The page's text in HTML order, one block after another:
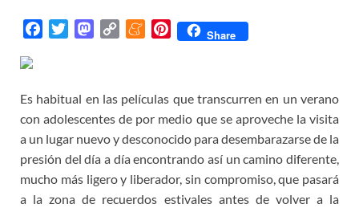
b
o
o
k
t
e
r
M
o
d
o
n
L
i
n
k
M
a
m
e
P
e
r
e
s
t
Share
Es habitual en las películas que transcurren en un verano
con adolescentes de por medio que se aproveche la visita
a un lugar nuevo y desconocido para desembarazarse de la
presión del día a día encontrando así un camino diferente,
mucho más ligero y liberador, sin compromiso, que pasará
a la zona de recuerdos estivales antes de volver a la